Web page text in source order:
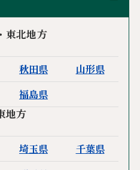
東北地方
秋田県
山形県
福島県
地方
埼玉県
千葉県